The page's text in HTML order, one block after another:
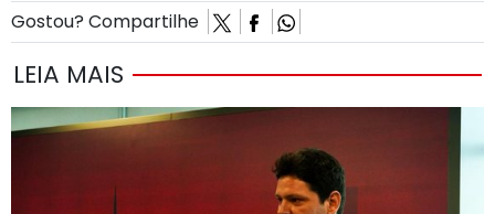
Gostou? Compartilhe
LEIA MAIS